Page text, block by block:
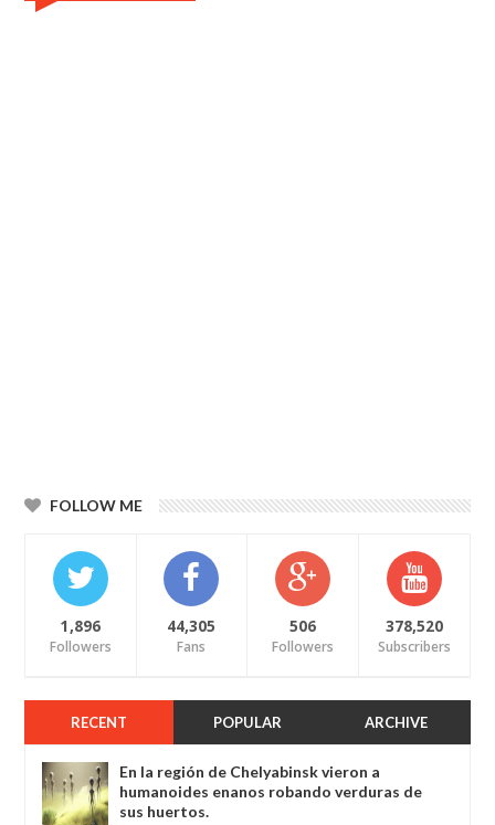
FOLLOW ME
1,896
Followers
44,305
Fans
506
Followers
378,520
Subscribers
RECENT POPULAR ARCHIVE
En la región de Chelyabinsk vieron a
humanoides enanos robando verduras de
sus huertos.